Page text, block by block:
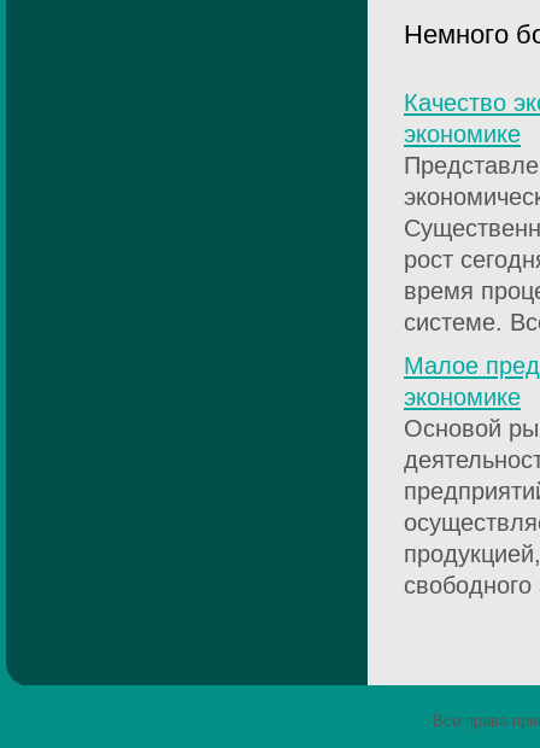
Немного
Качество
экономике
рост
время
системе.
Малое
экономике
Основой
Все права